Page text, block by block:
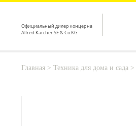
Официальный дилер концерна
Alfred Karcher SE & Co.KG
Главная > Техника для дома и сада >